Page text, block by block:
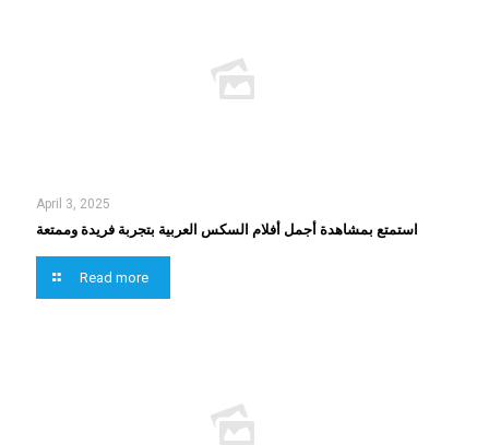
April 3, 2025
استمتع بمشاهدة أجمل أفلام السكس العربية بتجربة فريدة وممتعة
Read more